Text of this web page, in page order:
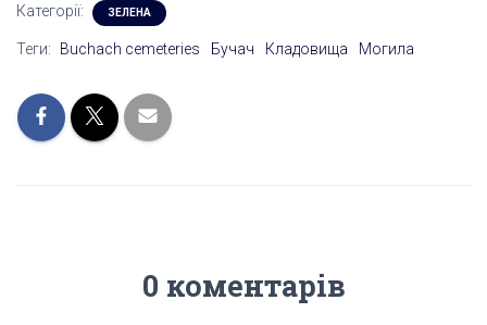
Категорії: ЗЕЛЕНА
Теги: Buchach cemeteries Бучач Кладовища Могила
0 коментарів